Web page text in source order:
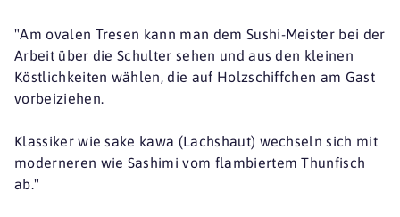
"Am ovalen Tresen kann man dem Sushi-Meister bei der
Arbeit über die Schulter sehen und aus den kleinen
Köstlichkeiten wählen, die auf Holzschiffchen am Gast
vorbeiziehen.
Klassiker wie sake kawa (Lachshaut) wechseln sich mit
moderneren wie Sashimi vom flambiertem Thunfisch
ab."